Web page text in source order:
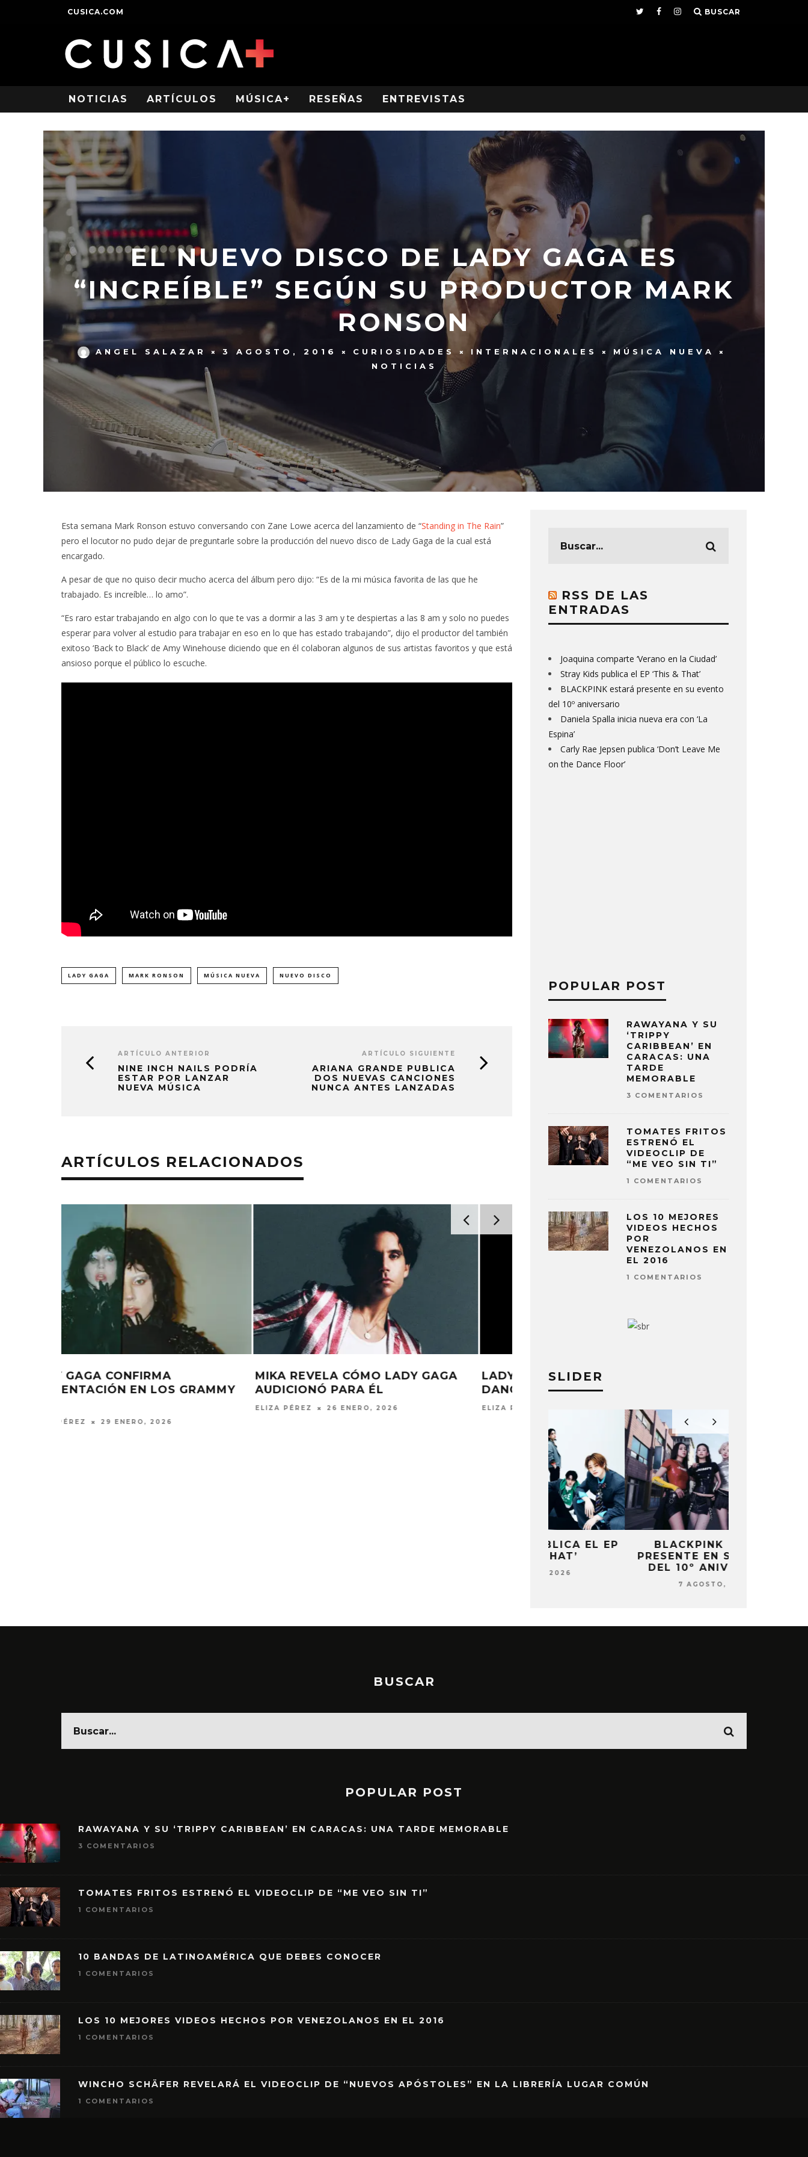
CUSICA.COM BUSCAR
NOTICIAS ARTÍCULOS MÚSICA+ RESEÑAS ENTREVISTAS
EL NUEVO DISCO DE LADY GAGA ES
“INCREÍBLE” SEGÚN SU PRODUCTOR MARK
RONSON
ANGEL SALAZAR 3 AGOSTO, 2016 CURIOSIDADES INTERNACIONALES
MÚSICA NUEVA
NOTICIAS
Esta semana Mark Ronson estuvo conversando con Zane Lowe acerca del lanzamiento de “Standing in The Rain”
pero el locutor no pudo dejar de preguntarle sobre la producción del nuevo disco de Lady Gaga de la cual está
encargado.
A pesar de que no quiso decir mucho acerca del álbum pero dijo: “Es de la mi música favorita de las que he
trabajado. Es increíble… lo amo”.
“Es raro estar trabajando en algo con lo que te vas a dormir a las 3 am y te despiertas a las 8 am y solo no puedes
esperar para volver al estudio para trabajar en eso en lo que has estado trabajando”, dijo el productor del también
exitoso ‘Back to Black’ de Amy Winehouse diciendo que en él colaboran algunos de sus artistas favoritos y que está
ansioso porque el público lo escuche.
LADY GAGA MARK RONSON MÚSICA NUEVA NUEVO DISCO
ARTÍCULO ANTERIOR
NINE INCH NAILS PODRÍA
ESTAR POR LANZAR
NUEVA MÚSICA
ARTÍCULO SIGUIENTE
ARIANA GRANDE PUBLICA
DOS NUEVAS CANCIONES
NUNCA ANTES LANZADAS
ARTÍCULOS RELACIONADOS
MIKA REVELA CÓMO LADY GAGA
AUDICIONÓ PARA ÉL
LADY GAGA PUBLICA ‘THE DEAD
DANCE’
ELIZA PÉREZ 3 SEPTIEMBRE, 2025
RSS DE LAS
ENTRADAS
Joaquina comparte ‘Verano en la Ciudad’
Stray Kids publica el EP ‘This & That’
BLACKPINK estará presente en su evento
del 10º aniversario
Daniela Spalla inicia nueva era con ‘La
Espina’
Carly Rae Jepsen publica ‘Don’t Leave Me
on the Dance Floor’
POPULAR POST
RAWAYANA Y SU
‘TRIPPY
CARIBBEAN’ EN
CARACAS: UNA
TARDE
MEMORABLE
3 COMENTARIOS
TOMATES FRITOS
ESTRENÓ EL
VIDEOCLIP DE
“ME VEO SIN TI”
1 COMENTARIOS
LOS 10 MEJORES
VIDEOS HECHOS
POR
VENEZOLANOS EN
EL 2016
1 COMENTARIOS
SLIDER
BLACKPINK ESTARÁ
PRESENTE EN SU EVENTO
DEL 10º ANIVERSARIO
BUSCAR
POPULAR POST
RAWAYANA Y SU ‘TRIPPY CARIBBEAN’ EN CARACAS: UNA TARDE MEMORABLE
3 COMENTARIOS
TOMATES FRITOS ESTRENÓ EL VIDEOCLIP DE “ME VEO SIN TI”
1 COMENTARIOS
10 BANDAS DE LATINOAMÉRICA QUE DEBES CONOCER
1 COMENTARIOS
LOS 10 MEJORES VIDEOS HECHOS POR VENEZOLANOS EN EL 2016
1 COMENTARIOS
WINCHO SCHÄFER REVELARÁ EL VIDEOCLIP DE “NUEVOS APÓSTOLES” EN LA LIBRERÍA LUGAR COMÚN
1 COMENTARIOS